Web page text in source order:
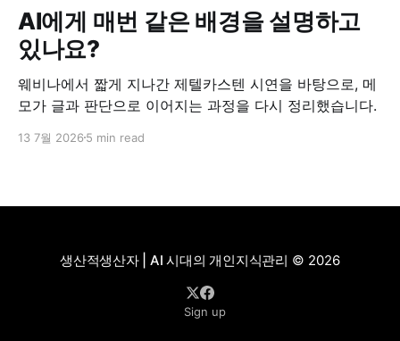
AI에게 매번 같은 배경을 설명하고
있나요?
웨비나에서 짧게 지나간 제텔카스텐 시연을 바탕으로, 메
모가 글과 판단으로 이어지는 과정을 다시 정리했습니다.
13 7월 2026 5 min read
생산적생산자 | AI 시대의 개인지식관리 © 2026
Sign up